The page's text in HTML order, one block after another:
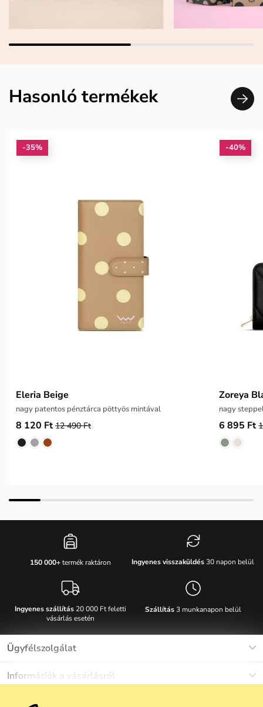
Hasonló termékek
-35%
Eleria Beige
nagy patentos pénztárca pöttyös mintával
8 120 Ft 12 490 Ft
-40%
Zoreya
nagy
6 895 Ft
150 000+termék raktáron Ingyenes visszaküldés30 napon belül
Ingyenes szállítás20 000 Ft feletti
vásárlás esetén
Szállítás3 munkanapon belül
Ügyfélszolgálat
Információk a vásárlásról
Egyéb információk